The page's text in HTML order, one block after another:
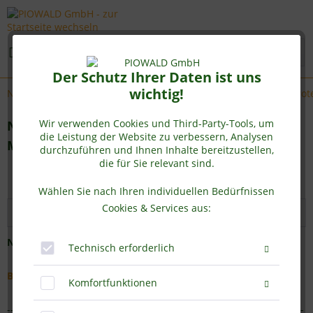
Der Schutz Ihrer Daten ist uns
wichtig!
Wir verwenden Cookies und Third-Party-Tools, um
die Leistung der Website zu verbessern, Analysen
durchzuführen und Ihnen Inhalte bereitzustellen,
die für Sie relevant sind.
Wählen Sie nach Ihren individuellen Bedürfnissen
Cookies & Services aus:
Technisch erforderlich
Komfortfunktionen
Neues pflanzliches Eiweiß im Sortiment - Bio Mungobohnen
Neues pflanzliches Eiweiß im Sortiment - Bio
Mungobohnen Protein
25.02.19 14:00 0 Kommentare
NEU ab Februar 2019: Jetzt in der 1 kg Vorratspackung
BIO Mungobohnenprotein 1 kg Vorratspack
-------------------------------------------------------------------------------------